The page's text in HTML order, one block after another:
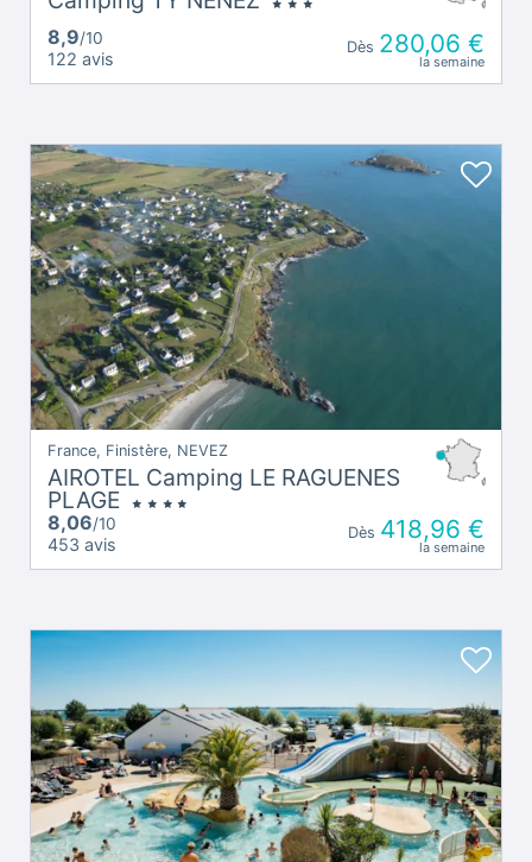
8,9/10
122 avis
Dès 280,06 €
la semaine
France, Finistère, NEVEZ
AIROTEL Camping LE RAGUENES
PLAGE
8,06/10
453 avis
Dès 418,96 €
la semaine